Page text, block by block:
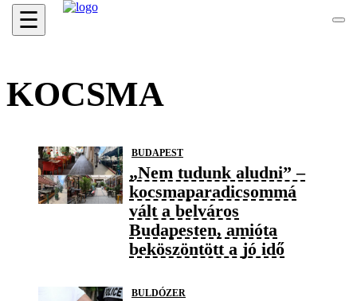
☰
KOCSMA
BUDAPEST
„Nem tudunk aludni” –
kocsmaparadicsommá
vált a belváros
Budapesten, amióta
beköszöntött a jó idő
BULDÓZER